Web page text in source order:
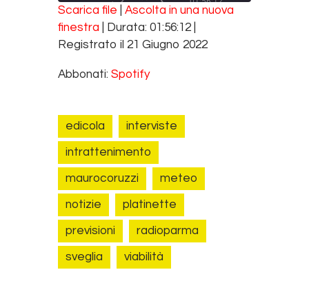
REWIND 10 SECONDSFAST FORWARD 30 SECONDS
SUBSCRIBE SHARE
Spotify
RSS FEED
SHARE
Scarica file
Ascolta in una nuova
finestra
Durata: 01:56:12
Registrato il 21 Giugno 2022
Abbonati: Spotify
edicola interviste
intrattenimento
maurocoruzzi meteo
notizie platinette
previsioni radioparma
sveglia viabilità